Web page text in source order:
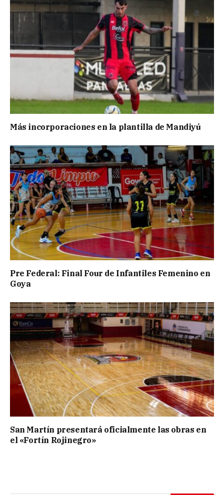
Más incorporaciones en la plantilla de Mandiyú
Pre Federal: Final Four de Infantiles Femenino en
Goya
San Martín presentará oficialmente las obras en
el «Fortín Rojinegro»